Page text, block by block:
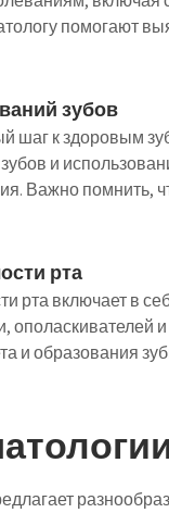
помогают
зубов
шаг к здоровым
и
Важно помнить,
рта
рта включает в
ополаскивателей
и образования